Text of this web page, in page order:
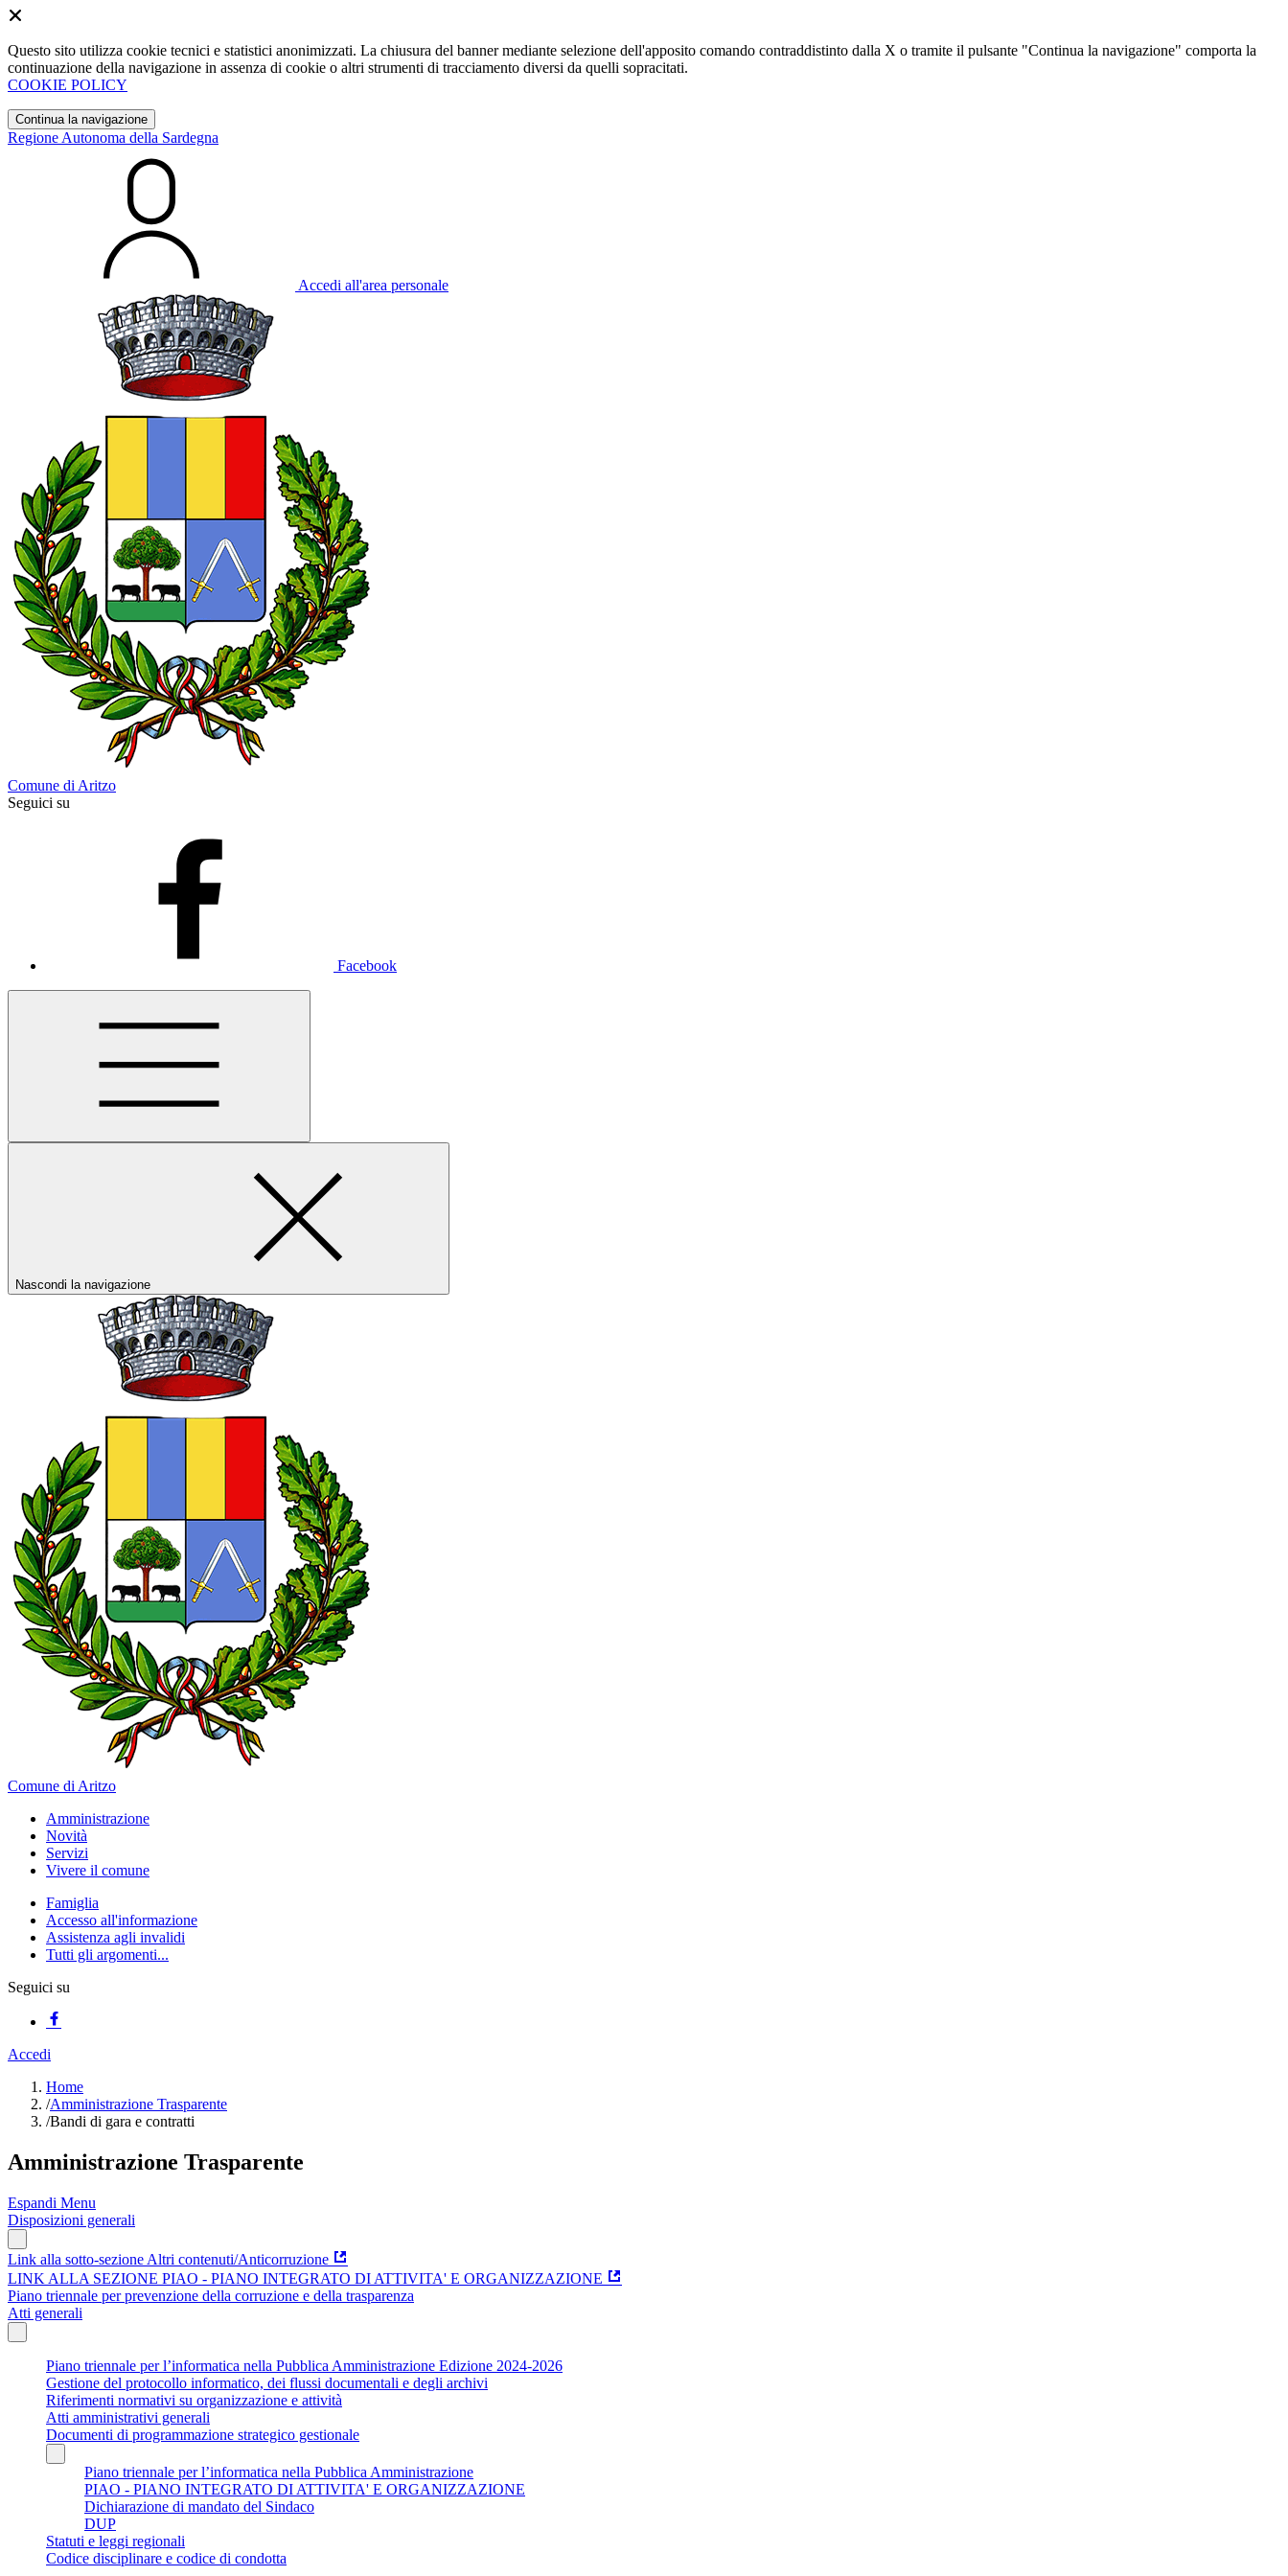
Questo sito utilizza cookie tecnici e statistici anonimizzati. La chiusura del banner mediante selezione dell'apposito comando contraddistinto dalla X o tramite il pulsante "Continua la navigazione" comporta la
continuazione della navigazione in assenza di cookie o altri strumenti di tracciamento diversi da quelli sopracitati.
COOKIE POLICY
Continua la navigazione
Regione Autonoma della Sardegna
Accedi all'area personale
Comune di Aritzo
Seguici su
Facebook
Nascondi la navigazione
Comune di Aritzo
Amministrazione
Novità
Servizi
Vivere il comune
Famiglia
Accesso all'informazione
Assistenza agli invalidi
Tutti gli argomenti...
Seguici su
Accedi
Home
/Amministrazione Trasparente
/Bandi di gara e contratti
Amministrazione Trasparente
Espandi Menu
Disposizioni generali
Link alla sotto-sezione Altri contenuti/Anticorruzione
LINK ALLA SEZIONE PIAO - PIANO INTEGRATO DI ATTIVITA' E ORGANIZZAZIONE
Piano triennale per prevenzione della corruzione e della trasparenza
Atti generali
Piano triennale per l’informatica nella Pubblica Amministrazione Edizione 2024-2026
Gestione del protocollo informatico, dei flussi documentali e degli archivi
Riferimenti normativi su organizzazione e attività
Atti amministrativi generali
Documenti di programmazione strategico gestionale
Piano triennale per l’informatica nella Pubblica Amministrazione
PIAO - PIANO INTEGRATO DI ATTIVITA' E ORGANIZZAZIONE
Dichiarazione di mandato del Sindaco
DUP
Statuti e leggi regionali
Codice disciplinare e codice di condotta